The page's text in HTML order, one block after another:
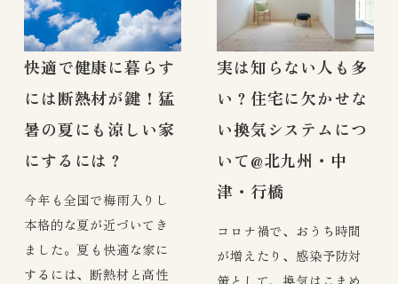
快適で健康に暮らす
には断熱材が鍵！猛
暑の夏にも涼しい家
にするには？
今年も全国で梅雨入りし
本格的な夏が近づいてき
ました。夏も快適な家に
するには、断熱材と高性
実は知らない人も多
い？住宅に欠かせな
い換気システムにつ
いて@北九州・中
津・行橋
コロナ禍で、おうち時間
が増えたり、感染予防対